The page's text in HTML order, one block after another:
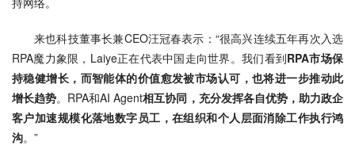
来也科技董事长兼CEO汪冠春表示：“很高兴连续五年再次入选
RPA魔力象限，Laiye正在代表中国走向世界。我们看到RPA市场保
持稳健增长，而智能体的价值愈发被市场认可，也将进一步推动此
增长趋势。RPA和AI Agent相互协同，充分发挥各自优势， 助力政企
客户加速规模化落地数字员工，在组织和个人层面消除工作执行鸿
沟。”